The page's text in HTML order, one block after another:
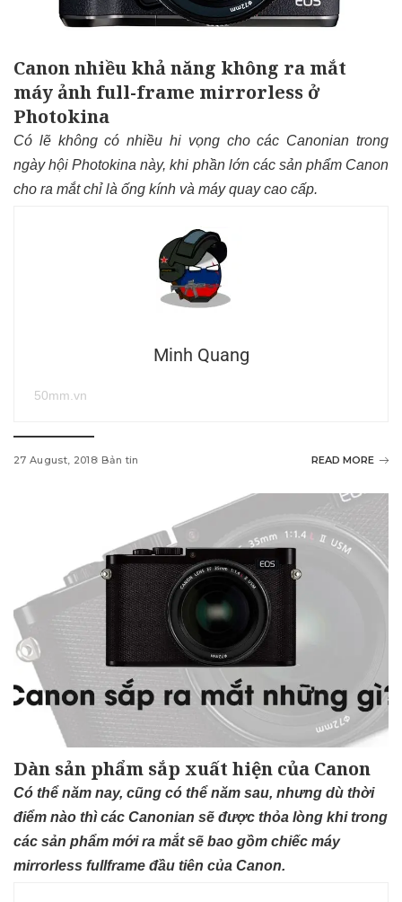
Canon nhiều khả năng không ra mắt
máy ảnh full-frame mirrorless ở
Photokina
Có lẽ không có nhiều hi vọng cho các Canonian trong
ngày hội Photokina này, khi phần lớn các sản phẩm Canon
cho ra mắt chỉ là ống kính và máy quay cao cấp.
Minh Quang
50mm.vn
27 August, 2018 Bản tin READ MORE
Dàn sản phẩm sắp xuất hiện của Canon
Có thể năm nay, cũng có thể năm sau, nhưng dù thời
điểm nào thì các Canonian sẽ được thỏa lòng khi trong
các sản phẩm mới ra mắt sẽ bao gồm chiếc máy
mirrorless fullframe đầu tiên của Canon.